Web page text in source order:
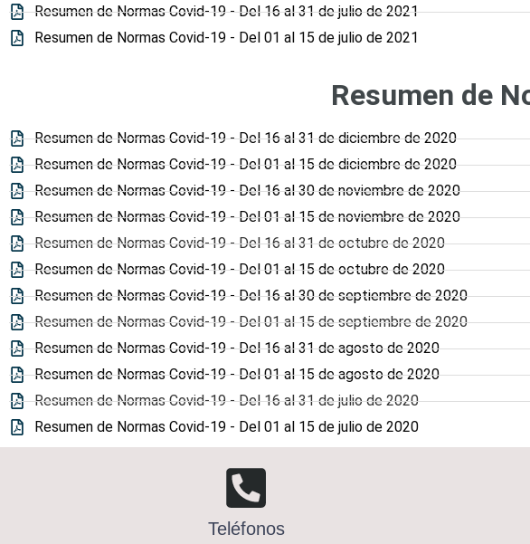
Resumen de Normas Covid-19 - Del 16 al 31 de julio de 2021
Resumen de Normas Covid-19 - Del 01 al 15 de julio de 2021
Resumen de
Resumen de Normas Covid-19 - Del 16 al 31 de diciembre de 2020
Resumen de Normas Covid-19 - Del 01 al 15 de diciembre de 2020
Resumen de Normas Covid-19 - Del 16 al 30 de noviembre de 2020
Resumen de Normas Covid-19 - Del 01 al 15 de noviembre de 2020
Resumen de Normas Covid-19 - Del 16 al 31 de octubre de 2020
Resumen de Normas Covid-19 - Del 01 al 15 de octubre de 2020
Resumen de Normas Covid-19 - Del 16 al 30 de septiembre de 2020
Resumen de Normas Covid-19 - Del 01 al 15 de septiembre de 2020
Resumen de Normas Covid-19 - Del 16 al 31 de agosto de 2020
Resumen de Normas Covid-19 - Del 01 al 15 de agosto de 2020
Resumen de Normas Covid-19 - Del 16 al 31 de julio de 2020
Resumen de Normas Covid-19 - Del 01 al 15 de julio de 2020
Teléfonos